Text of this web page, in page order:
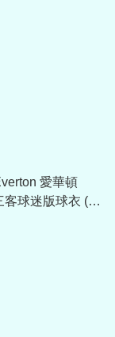
愛華頓
客球迷版球衣 (附